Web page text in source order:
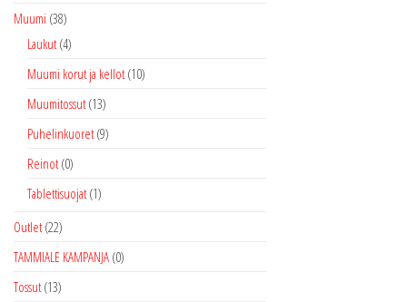
Muumi (38)
Laukut (4)
Muumi korut ja kellot (10)
Muumitossut (13)
Puhelinkuoret (9)
Reinot (0)
Tablettisuojat (1)
Outlet (22)
TAMMIALE KAMPANJA (0)
Tossut (13)